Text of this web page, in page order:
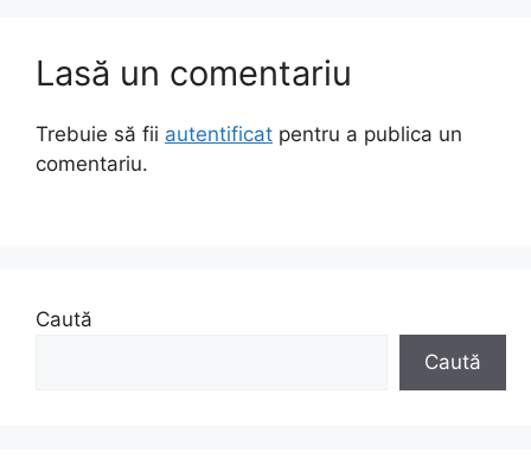
Lasă un comentariu
Trebuie să fii autentificat pentru a publica un
comentariu.
Caută
Caută